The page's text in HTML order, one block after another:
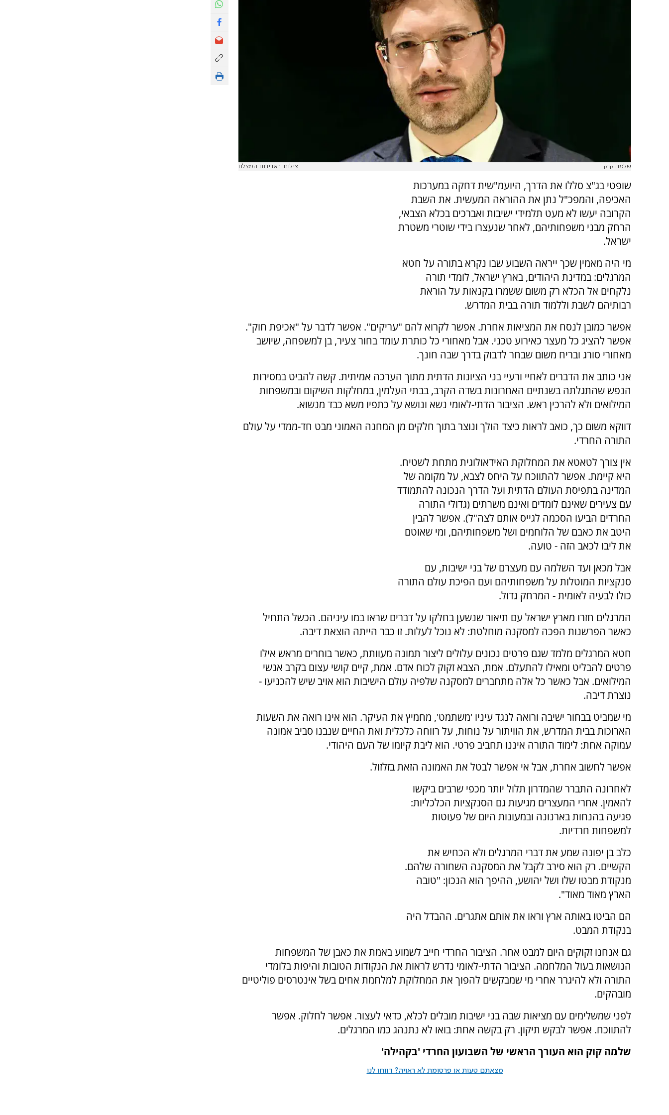
שלמה קוק צילום: באדיבות המצלם
שופטי בג"צ סללו את הדרך, היועמ"שית דחקה במערכות
האכיפה, והמפכ"ל נתן את ההוראה המעשית. את השבת
הקרובה יעשו לא מעט תלמידי ישיבות ואברכים בכלא הצבאי,
הרחק מבני משפחותיהם, לאחר שנעצרו בידי שוטרי משטרת
ישראל.
מי היה מאמין שכך ייראה השבוע שבו נקרא בתורה על חטא
המרגלים: במדינת היהודים, בארץ ישראל, לומדי תורה
נלקחים אל הכלא רק משום ששמרו בקנאות על הוראת
רבותיהם לשבת וללמוד תורה בבית המדרש.
אפשר כמובן לנסח את המציאות אחרת. אפשר לקרוא להם "עריקים". אפשר לדבר על "אכיפת חוק".
אפשר להציג כל מעצר כאירוע טכני. אבל מאחורי כל כותרת עומד בחור צעיר, בן למשפחה, שיושב
מאחורי סורג ובריח משום שבחר לדבוק בדרך שבה חונך.
אני כותב את הדברים לאחיי ורעיי בני הציונות הדתית מתוך הערכה אמיתית. קשה להביט במסירות
הנפש שהתגלתה בשנתיים האחרונות בשדה הקרב, בבתי העלמין, במחלקות השיקום ובמשפחות
המילואים ולא להרכין ראש. הציבור הדתי-לאומי נשא ונושא על כתפיו משא כבד מנשוא.
דווקא משום כך, כואב לראות כיצד הולך ונוצר בתוך חלקים מן המחנה האמוני מבט חד-ממדי על עולם
התורה החרדי.
אין צורך לטאטא את המחלוקת האידאולוגית מתחת לשטיח.
היא קיימת. אפשר להתווכח על היחס לצבא, על מקומה של
המדינה בתפיסת העולם הדתית ועל הדרך הנכונה להתמודד
עם צעירים שאינם לומדים ואינם משרתים (גדולי התורה
החרדים הביעו הסכמה לגייס אותם לצה"ל). אפשר להבין
היטב את כאבם של הלוחמים ושל משפחותיהם, ומי שאוטם
את ליבו לכאב הזה - טועה.
אבל מכאן ועד השלמה עם מעצרם של בני ישיבות, עם
סנקציות המוטלות על משפחותיהם ועם הפיכת עולם התורה
כולו לבעיה לאומית - המרחק גדול.
המרגלים חזרו מארץ ישראל עם תיאור שנשען בחלקו על דברים שראו במו עיניהם. הכשל התחיל
כאשר הפרשנות הפכה למסקנה מוחלטת: לא נוכל לעלות. זו כבר הייתה הוצאת דיבה.
חטא המרגלים מלמד שגם פרטים נכונים עלולים ליצור תמונה מעוותת, כאשר בוחרים מראש אילו
פרטים להבליט ומאילו להתעלם. אמת, הצבא זקוק לכוח אדם. אמת, קיים קושי עצום בקרב אנשי
המילואים. אבל כאשר כל אלה מתחברים למסקנה שלפיה עולם הישיבות הוא אויב שיש להכניעו -
נוצרת דיבה.
מי שמביט בבחור ישיבה ורואה לנגד עיניו 'משתמט', מחמיץ את העיקר. הוא אינו רואה את השעות
הארוכות בבית המדרש, את הוויתור על נוחות, על רווחה כלכלית ואת החיים שנבנו סביב אמונה
עמוקה אחת: לימוד התורה איננו תחביב פרטי. הוא ליבת קיומו של העם היהודי.
אפשר לחשוב אחרת, אבל אי אפשר לבטל את האמונה הזאת בזלזול.
לאחרונה התברר שהמדרון תלול יותר מכפי שרבים ביקשו
להאמין. אחרי המעצרים מגיעות גם הסנקציות הכלכליות:
פגיעה בהנחות בארנונה ובמעונות היום של פעוטות
למשפחות חרדיות.
כלב בן יפונה שמע את דברי המרגלים ולא הכחיש את
הקשיים. רק הוא סירב לקבל את המסקנה השחורה שלהם.
מנקודת מבטו שלו ושל יהושע, ההיפך הוא הנכון: "טובה
הארץ מאוד מאוד".
הם הביטו באותה ארץ וראו את אותם אתגרים. ההבדל היה
בנקודת המבט.
גם אנחנו זקוקים היום למבט אחר. הציבור החרדי חייב לשמוע באמת את כאבן של המשפחות
הנושאות בעול המלחמה. הציבור הדתי-לאומי נדרש לראות את הנקודות הטובות והיפות בלומדי
התורה ולא להיגרר אחרי מי שמבקשים להפוך את המחלוקת למלחמת אחים בשל אינטרסים פוליטיים
מובהקים.
לפני שמשלימים עם מציאות שבה בני ישיבות מובלים לכלא, כדאי לעצור. אפשר לחלוק. אפשר
להתווכח. אפשר לבקש תיקון. רק בקשה אחת: בואו לא נתנהג כמו המרגלים.
שלמה קוק הוא העורך הראשי של השבועון החרדי 'בקהילה'
מצאתם טעות או פרסומת לא ראויה? דווחו לנו